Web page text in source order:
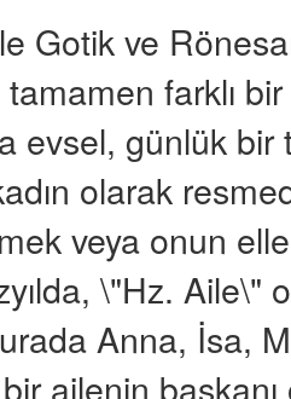
Gotik ve
tamamen farklı
evsel, günlük bir
olarak
veya onun
\"Hz. Aile\"
Anna, İsa,
ailenin